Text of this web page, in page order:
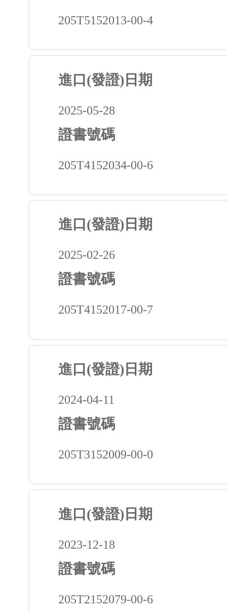
205T5152013-00-4
進口(發證)日期
2025-05-28
證書號碼
205T4152034-00-6
進口(發證)日期
2025-02-26
證書號碼
205T4152017-00-7
進口(發證)日期
2024-04-11
證書號碼
205T3152009-00-0
進口(發證)日期
2023-12-18
證書號碼
205T2152079-00-6